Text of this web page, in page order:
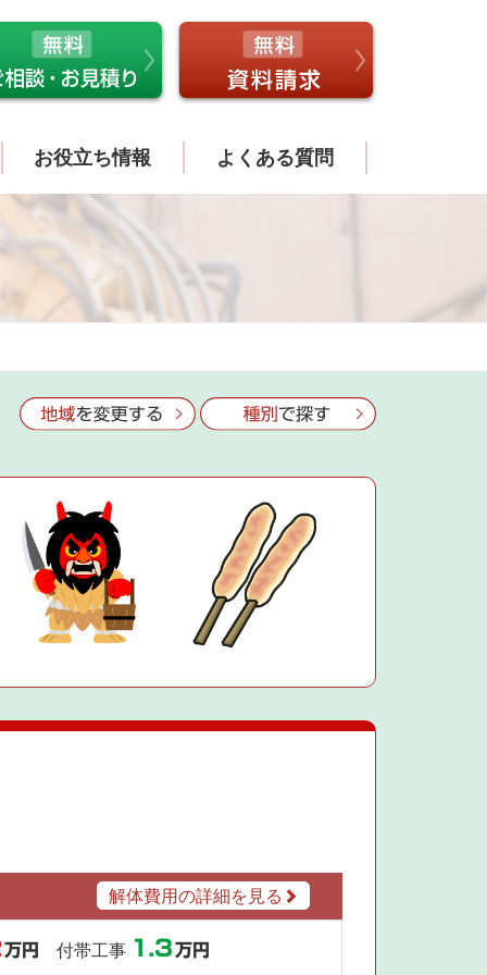
お役立ち情報 よくある質問
解体費用の詳細を見る
万円 付帯工事 1.3万円